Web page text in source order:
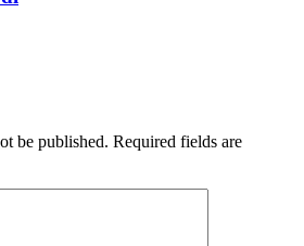
be published. Required fields are